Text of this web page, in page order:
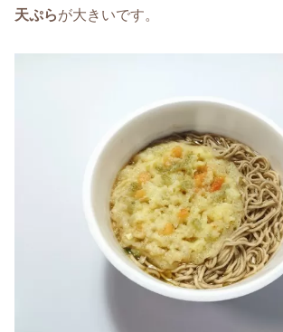
天ぷらが大きいです。